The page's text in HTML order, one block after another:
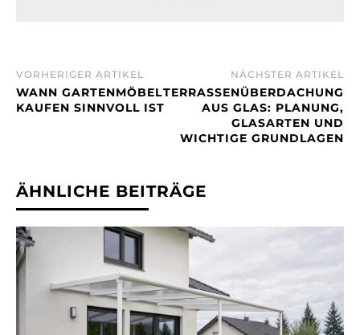
VORHERIGER ARTIKEL
WANN GARTENMÖBEL
KAUFEN SINNVOLL IST
NÄCHSTER ARTIKEL
TERRASSENÜBERDACHUNG
AUS GLAS: PLANUNG,
GLASARTEN UND
WICHTIGE GRUNDLAGEN
ÄHNLICHE BEITRÄGE